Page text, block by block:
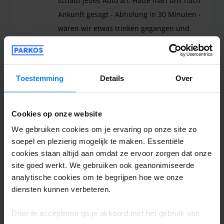
Toestemming Details Over
Cookies op onze website
We gebruiken cookies om je ervaring op onze site zo
soepel en plezierig mogelijk te maken. Essentiële
cookies staan altijd aan omdat ze ervoor zorgen dat onze
site goed werkt. We gebruiken ook geanonimiseerde
analytische cookies om te begrijpen hoe we onze
diensten kunnen verbeteren.
Door te accepteren ga je akkoord met het gebruik van
Ankunft gesagt - Abholung in 30 Minuten -
wären wir etwas trinken gegangen und
wären pünktlich am Treffpunkt gewesen.
Schade - das Interessante an Valet Parking
Wir sind Valet parkings fans und haben diesen
Andreas Bockemühl
Geparkeerd van 16-07-2026 tot 22-07-2026
Wir waren sehr angetan von der tollen
abgeben und quasi los fliegen . Und das